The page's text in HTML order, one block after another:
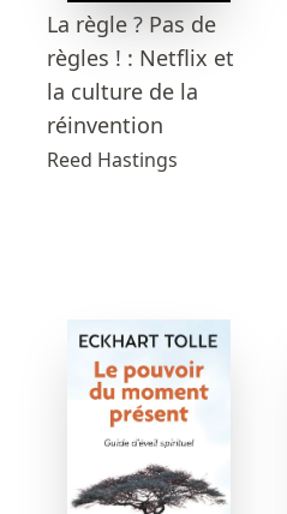
La règle ? Pas de
règles ! : Netflix et
la culture de la
réinvention
Reed Hastings